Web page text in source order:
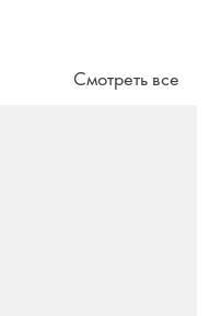
Смотреть все